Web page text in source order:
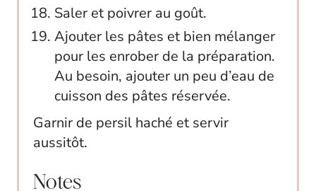
Saler et poivrer au goût.
Ajouter les pâtes et bien mélanger
pour les enrober de la préparation.
Au besoin, ajouter un peu d’eau de
cuisson des pâtes réservée.
Garnir de persil haché et servir
aussitôt.
Notes